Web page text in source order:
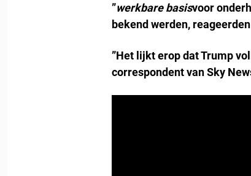
”werkbare basisvoor
bekend werden,
”Het lijkt erop dat Trump
correspondent van Sky